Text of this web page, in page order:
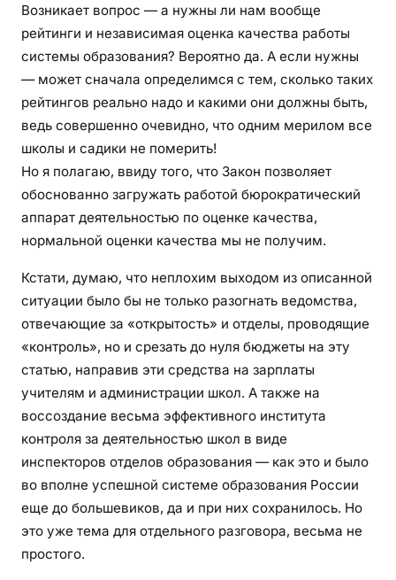
Возникает вопрос — а нужны ли нам вообще
рейтинги и независимая оценка качества работы
системы образования? Вероятно да. А если нужны
— может сначала определимся с тем, сколько таких
рейтингов реально надо и какими они должны быть,
ведь совершенно очевидно, что одним мерилом все
школы и садики не померить!
Но я полагаю, ввиду того, что Закон позволяет
обоснованно загружать работой бюрократический
аппарат деятельностью по оценке качества,
нормальной оценки качества мы не получим.
Кстати, думаю, что неплохим выходом из описанной
ситуации было бы не только разогнать ведомства,
отвечающие за «открытость» и отделы, проводящие
«контроль», но и срезать до нуля бюджеты на эту
статью, направив эти средства на зарплаты
учителям и администрации школ. А также на
воссоздание весьма эффективного института
контроля за деятельностью школ в виде
инспекторов отделов образования — как это и было
во вполне успешной системе образования России
еще до большевиков, да и при них сохранилось. Но
это уже тема для отдельного разговора, весьма не
простого.